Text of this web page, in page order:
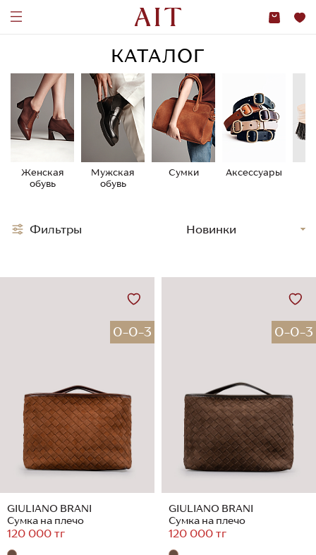
КАТАЛОГ
Женская
обувь
Мужская
обувь
Сумки Аксессуары
0-0-3
GIULIANO BRANI
Сумка на плечо
120 000 тг
0-0-3
GIULIANO BRANI
Сумка на плечо
120 000 тг
Фильтры